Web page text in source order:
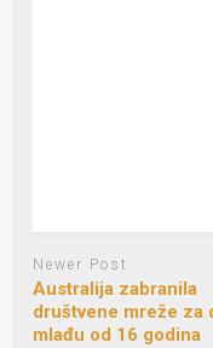
Newer Post
Australija zabranila
društvene mreže za
mlađu od 16 godina